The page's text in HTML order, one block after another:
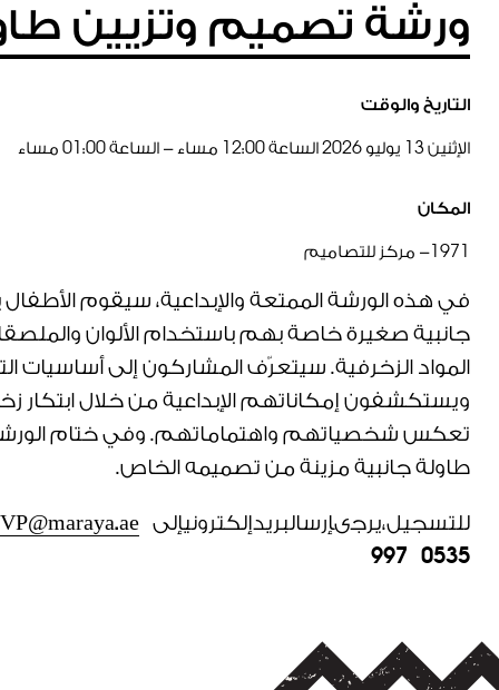
ورشة تصميم وتزيين
التاريخ والوقت
الإثنين 13 يوليو 2026الساعة 12:00 مساء - الساعة 01 :00 مساء
المكان
1971 - مركز للتصاميم
في هذه الورشة الممتعة والإبداعية، سيقوم
جانبية صغيرة خاصة بهم باستخدام الألوان
المواد الزخرفية. سيتعرّف المشاركون إلى أساسيات
ويستكشفون إمكاناتهم الإبداعية من خلال
تعكس شخصياتهم واهتماماتهم. وفي ختام
طاولة جانبية مزينة من تصميمه الخاص.
للتسجيل،يرجىإرسالبريدإلكترونيإلى
997 0535